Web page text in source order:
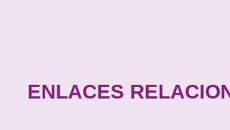
ENLACES